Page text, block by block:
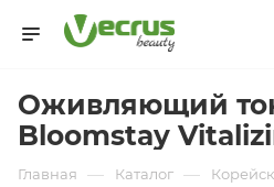
Оживляющий
Bloomstay
Главная — Каталог —